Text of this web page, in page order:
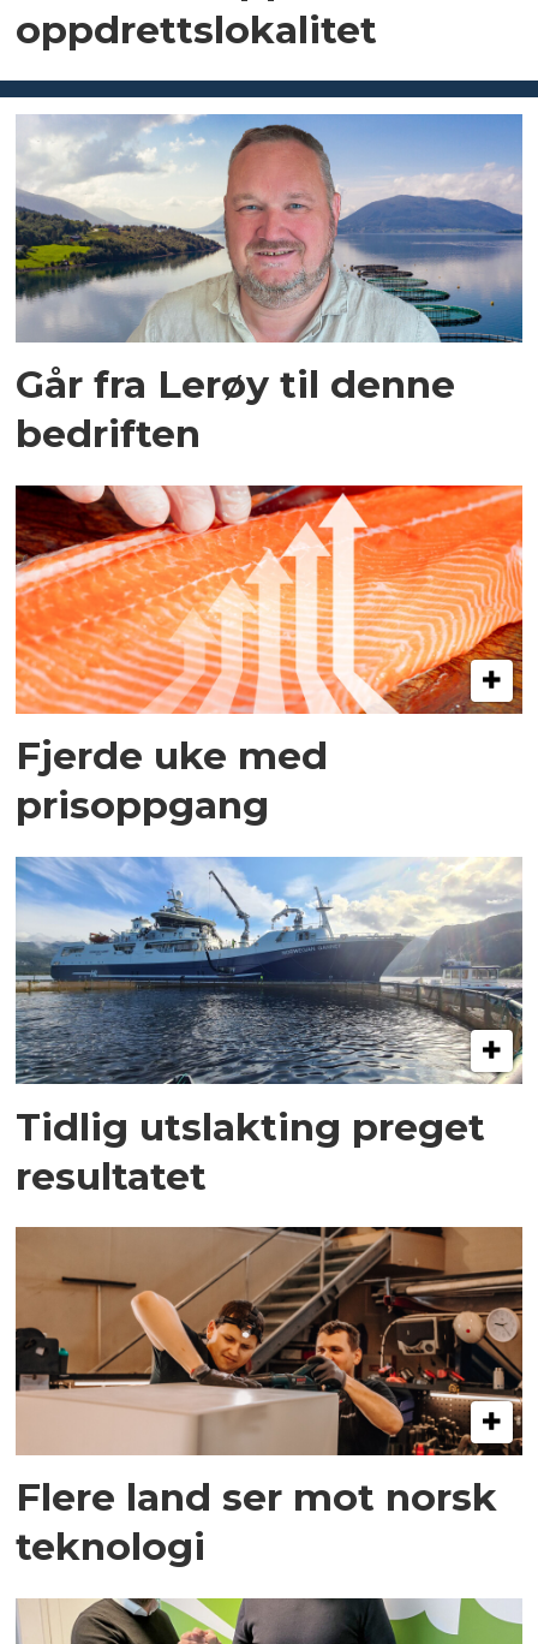
oppdrettslokalitet
Går fra Lerøy til denne
bedriften
Fjerde uke med
prisoppgang
Tidlig utslakting preget
resultatet
Flere land ser mot norsk
teknologi